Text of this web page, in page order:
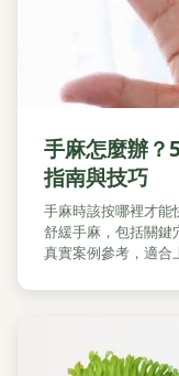
手麻怎麼辦？
指南與技巧
手麻時該按哪裡才能
舒緩手麻，包括關鍵
真實案例參考，適合